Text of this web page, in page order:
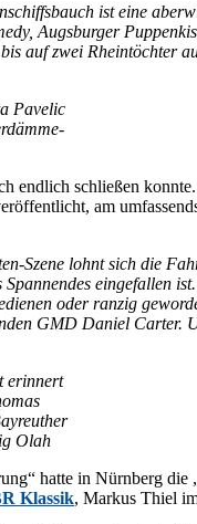
ist eine
Augs­bur­ger
auf zwei Rhein­töch­ter
Pa­ve­lic
end­lich schlie­ßen
am
Sze­ne lohnt sich die
Span­nen­des ein­ge­fal­len
oder ran­zig
GMD Da­ni­el Car­ter.
er­in­nert
Olah
hat­te in Nürn­berg die
Klas­sik, Mar­kus Thiel